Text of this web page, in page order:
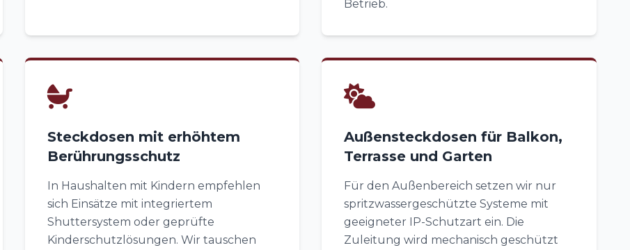
Betrieb.
Steckdosen mit erhöhtem
Berührungsschutz
In Haushalten mit Kindern empfehlen
sich Einsätze mit integriertem
Shuttersystem oder geprüfte
Kinderschutzlösungen. Wir tauschen
Außensteckdosen für Balkon,
Terrasse und Garten
Für den Außenbereich setzen wir nur
spritzwassergeschützte Systeme mit
geeigneter IP-Schutzart ein. Die
Zuleitung wird mechanisch geschützt